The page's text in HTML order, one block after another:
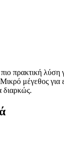
πρακτική λύση
μέγεθος για
διαρκώς.